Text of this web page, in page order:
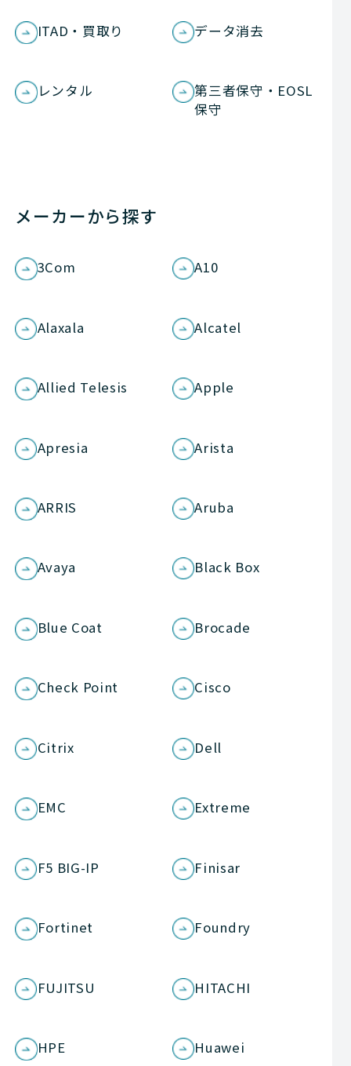
ITAD・買取り データ消去
レンタル
第三者保守・EOSL
保守
メーカーから探す
3Com A10
Alaxala Alcatel
Allied Telesis Apple
Apresia Arista
ARRIS Aruba
Avaya Black Box
Blue Coat Brocade
Check Point Cisco
Citrix Dell
EMC Extreme
F5 BIG-IP Finisar
Fortinet Foundry
FUJITSU HITACHI
HPE Huawei